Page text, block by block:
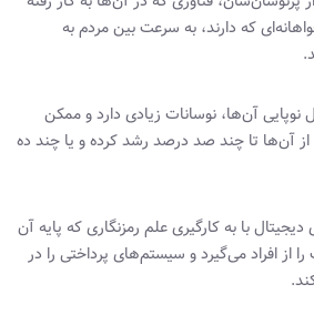
که دارند، به سرعت بین مردم به
نوپایی آن‌ها، نوسانات زیادی دارد و ممکن
آن‌ها تا چند صد‌ درصد رشد کرده و یا چند ده
دیجیتال با به کارگیری علم رمزنگاری که پایه آن
از افراد می‌گیرد و سیستم‌های پرداختی را در